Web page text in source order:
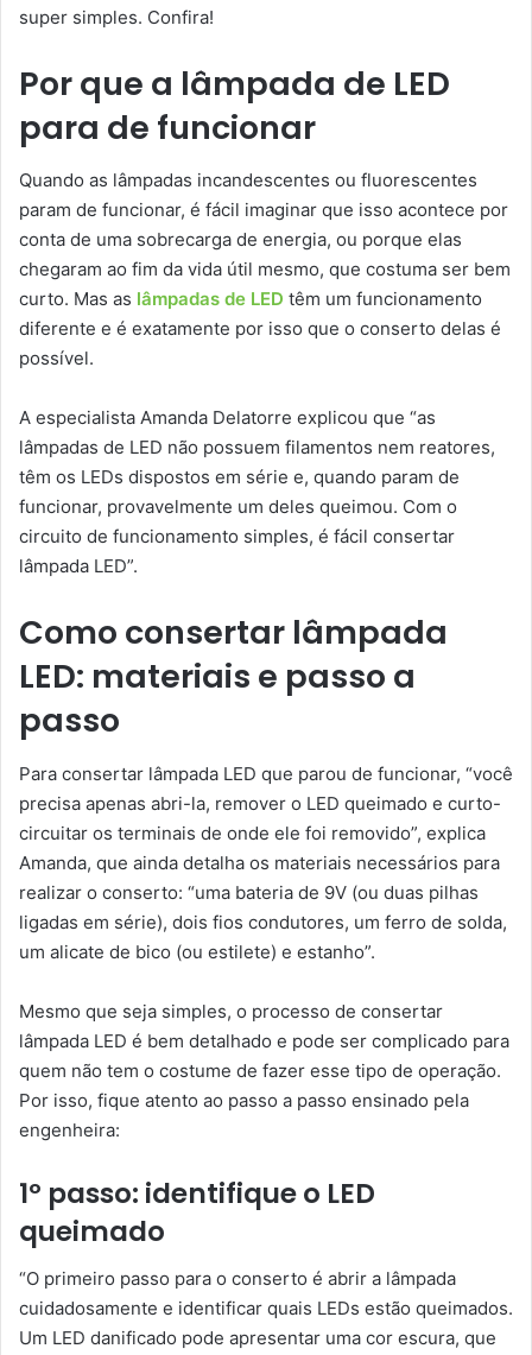
super simples. Confira!
Por que a lâmpada de LED
para de funcionar
Quando as lâmpadas incandescentes ou fluorescentes
param de funcionar, é fácil imaginar que isso acontece por
conta de uma sobrecarga de energia, ou porque elas
chegaram ao fim da vida útil mesmo, que costuma ser bem
curto. Mas as lâmpadas de LED têm um funcionamento
diferente e é exatamente por isso que o conserto delas é
possível.
A especialista Amanda Delatorre explicou que “as
lâmpadas de LED não possuem filamentos nem reatores,
têm os LEDs dispostos em série e, quando param de
funcionar, provavelmente um deles queimou. Com o
circuito de funcionamento simples, é fácil consertar
lâmpada LED”.
Como consertar lâmpada
LED: materiais e passo a
passo
Para consertar lâmpada LED que parou de funcionar, “você
precisa apenas abri-la, remover o LED queimado e curto-
circuitar os terminais de onde ele foi removido”, explica
Amanda, que ainda detalha os materiais necessários para
realizar o conserto: “uma bateria de 9V (ou duas pilhas
ligadas em série), dois fios condutores, um ferro de solda,
um alicate de bico (ou estilete) e estanho”.
Mesmo que seja simples, o processo de consertar
lâmpada LED é bem detalhado e pode ser complicado para
quem não tem o costume de fazer esse tipo de operação.
Por isso, fique atento ao passo a passo ensinado pela
engenheira:
1º passo: identifique o LED
queimado
“O primeiro passo para o conserto é abrir a lâmpada
cuidadosamente e identificar quais LEDs estão queimados.
Um LED danificado pode apresentar uma cor escura, que